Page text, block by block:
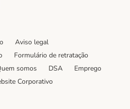
Aviso legal
Formulário de retratação
somos DSA
Emprego
Corporativo